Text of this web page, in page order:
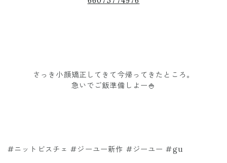
さっき小顔矯正してきて今帰ってきたところ。
急いでご飯準備しよー🍚
#ニットビスチェ #ジーユー新作 #ジーユー #gu